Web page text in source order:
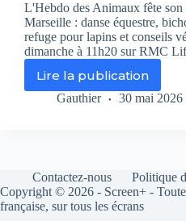
L'Hebdo des Animaux fête son
Marseille : danse équestre,
refuge pour lapins et conseils
dimanche à 11h20 sur RMC
Lire la publication
Ils
dansent,
:
L’Hebdo
des
Gauthier 30 mai 2026
Contactez-nous
Politique
Copyright © 2026 - Screen+ -
française, sur tous les écrans